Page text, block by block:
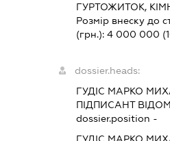
ГУРТОЖИТОК,
Розмір внеску до
(грн.): 4 000 000
dossier.heads:
ГУДІС МАРКО
ПІДПИСАНТ
dossier.position -